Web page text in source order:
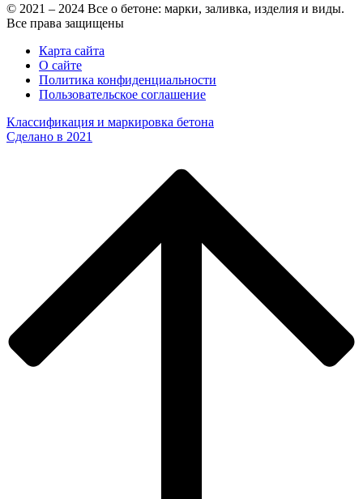
© 2021 – 2024 Все о бетоне: марки, заливка, изделия и виды.
Все права защищены
Карта сайта
О сайте
Политика конфиденциальности
Пользовательское соглашение
Классификация и маркировка бетона
Сделано в 2021